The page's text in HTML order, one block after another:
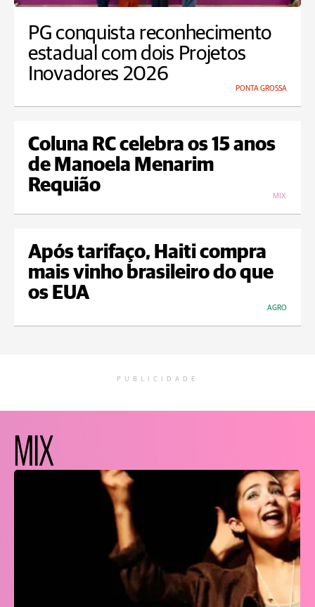
PG conquista reconhecimento
estadual com dois Projetos
Inovadores 2026
PONTA GROSSA
Coluna RC celebra os 15 anos
de Manoela Menarim
Requião
MIX
Após tarifaço, Haiti compra
mais vinho brasileiro do que
os EUA
AGRO
PUBLICIDADE
MIX